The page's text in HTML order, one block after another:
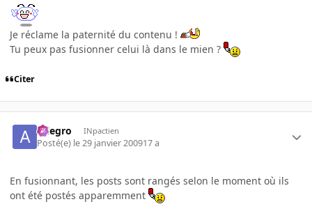
Je réclame la paternité du contenu !
Tu peux pas fusionner celui là dans le mien ?
Citer
Allegro INpactien
Posté(e) le 29 janvier 200917 a
En fusionnant, les posts sont rangés selon le moment où ils
ont été postés apparemment